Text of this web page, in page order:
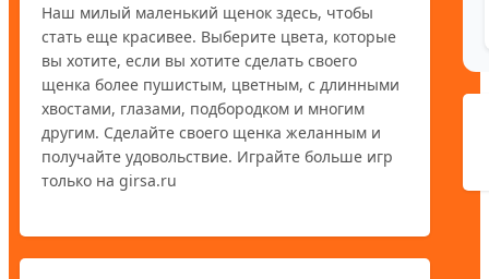
Наш милый маленький щенок здесь, чтобы
стать еще красивее. Выберите цвета, которые
вы хотите, если вы хотите сделать своего
щенка более пушистым, цветным, с длинными
хвостами, глазами, подбородком и многим
другим. Сделайте своего щенка желанным и
получайте удовольствие. Играйте больше игр